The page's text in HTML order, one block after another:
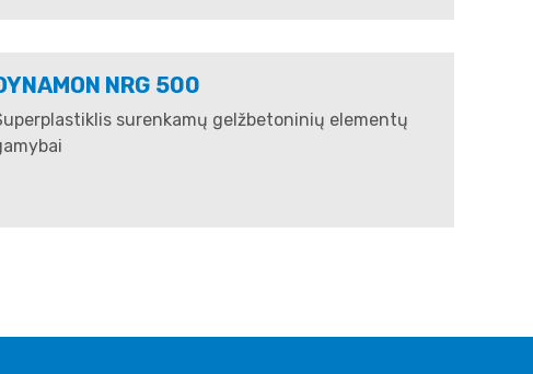
NRG 500
surenkamų gelžbetoninių elementų